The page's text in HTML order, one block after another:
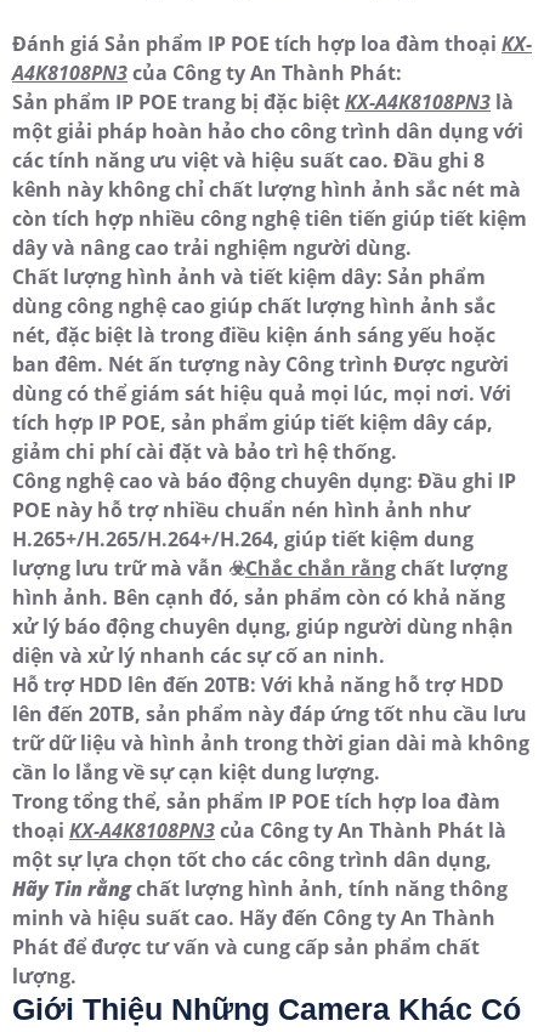
Đánh giá Sản phẩm IP POE tích hợp loa đàm thoại KX-
A4K8108PN3của Công ty An Thành Phát:
Sản phẩm IP POE trang bị đặc biệtKX-A4K8108PN3 là
một giải pháp hoàn hảo cho công trình dân dụng với
các tính năng ưu việt và hiệu suất cao. Đầu ghi 8
kênh này không chỉ chất lượng hình ảnh sắc nét mà
còn tích hợp nhiều công nghệ tiên tiến giúp tiết kiệm
dây và nâng cao trải nghiệm người dùng.
Chất lượng hình ảnh và tiết kiệm dây: Sản phẩm
dùng công nghệ cao giúp chất lượng hình ảnh sắc
nét, đặc biệt là trong điều kiện ánh sáng yếu hoặc
ban đêm. Nét ấn tượng này Công trình Được người
dùng có thể giám sát hiệu quả mọi lúc, mọi nơi. Với
tích hợp IP POE, sản phẩm giúp tiết kiệm dây cáp,
giảm chi phí cài đặt và bảo trì hệ thống.
Công nghệ cao và báo động chuyên dụng: Đầu ghi IP
POE này hỗ trợ nhiều chuẩn nén hình ảnh như
H.265+/H.265/H.264+/H.264, giúp tiết kiệm dung
lượng lưu trữ mà vẫn ☣️Chắc chắn rằngchất lượng
hình ảnh. Bên cạnh đó, sản phẩm còn có khả năng
xử lý báo động chuyên dụng, giúp người dùng nhận
diện và xử lý nhanh các sự cố an ninh.
Hỗ trợ HDD lên đến 20TB: Với khả năng hỗ trợ HDD
lên đến 20TB, sản phẩm này đáp ứng tốt nhu cầu lưu
trữ dữ liệu và hình ảnh trong thời gian dài mà không
cần lo lắng về sự cạn kiệt dung lượng.
Trong tổng thể, sản phẩm IP POE tích hợp loa đàm
thoại KX-A4K8108PN3của Công ty An Thành Phát là
một sự lựa chọn tốt cho các công trình dân dụng,
Hãy Tin rằngchất lượng hình ảnh, tính năng thông
minh và hiệu suất cao. Hãy đến Công ty An Thành
Phát để được tư vấn và cung cấp sản phẩm chất
lượng.
Giới Thiệu Những Camera Khác Có